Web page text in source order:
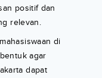
positif dan
relevan.
di
agar
dapat